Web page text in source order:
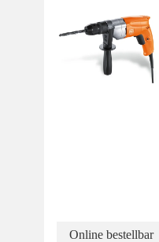
Online bestellbar